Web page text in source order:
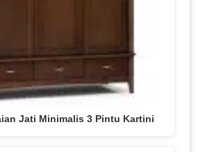
Jati Minimalis 3 Pintu Kartini